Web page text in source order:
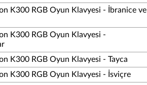
K300 RGB Oyun Klavyesi - İbranice ve
K300 RGB Oyun Klavyesi -
K300 RGB Oyun Klavyesi - Tayca
K300 RGB Oyun Klavyesi - İsviçre